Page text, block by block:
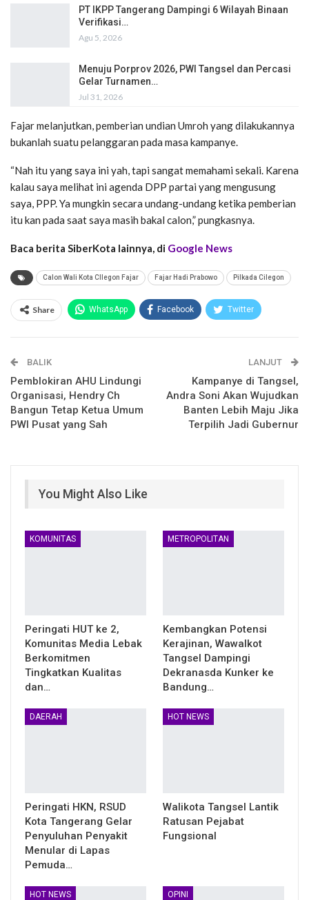
PT IKPP Tangerang Dampingi 6 Wilayah Binaan
Verifikasi…
Agu 5, 2026
Menuju Porprov 2026, PWI Tangsel dan Percasi
Gelar Turnamen…
Jul 31, 2026
Fajar melanjutkan, pemberian undian Umroh yang dilakukannya
bukanlah suatu pelanggaran pada masa kampanye.
“Nah itu yang saya ini yah, tapi sangat memahami sekali. Karena
kalau saya melihat ini agenda DPP partai yang mengusung
saya, PPP. Ya mungkin secara undang-undang ketika pemberian
itu kan pada saat saya masih bakal calon,” pungkasnya.
Baca berita SiberKota lainnya, di Google News
Calon Wali Kota CIlegon Fajar Fajar Hadi Prabowo Pilkada Cilegon
Share WhatsApp Facebook Twitter
Telegram
BALIK
Pemblokiran AHU Lindungi
Organisasi, Hendry Ch
Bangun Tetap Ketua Umum
PWI Pusat yang Sah
LANJUT
Kampanye di Tangsel,
Andra Soni Akan Wujudkan
Banten Lebih Maju Jika
Terpilih Jadi Gubernur
You Might Also Like
KOMUNITAS
Peringati HUT ke 2,
Komunitas Media Lebak
Berkomitmen
Tingkatkan Kualitas
dan…
METROPOLITAN
Kembangkan Potensi
Kerajinan, Wawalkot
Tangsel Dampingi
Dekranasda Kunker ke
Bandung…
DAERAH
Peringati HKN, RSUD
Kota Tangerang Gelar
Penyuluhan Penyakit
Menular di Lapas
Pemuda…
HOT NEWS
Walikota Tangsel Lantik
Ratusan Pejabat
Fungsional
HOT NEWS OPINI